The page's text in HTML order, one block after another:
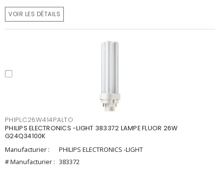
VOIR LES DÉTAILS
PHIPLC26W414PALTO
PHILIPS ELECTRONICS -LIGHT 383372 LAMPE FLUOR 26W
G24Q34100K
Manufacturier :
PHILIPS ELECTRONICS -LIGHT
# Manufacturier : 383372